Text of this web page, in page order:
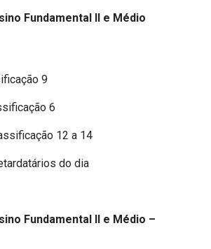
Fundamental II e Médio
9
6
12 a 14
do dia
Fundamental II e Médio –